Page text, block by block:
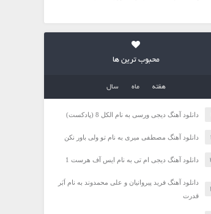
محبوب ترین ها
هفته ماه سال
دانلود آهنگ دیجی ورسی به نام الکل 8 (پادکست)
دانلود آهنگ مصطفی میری به نام تو ولی باور نکن
دانلود آهنگ دیجی ام تی به نام ایس آف هرست 1
دانلود آهنگ فرید پیروانیان و علی محمدوند به نام اَبَر
قدرت